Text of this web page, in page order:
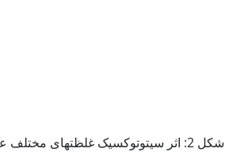
شکل 2: اثر سیتوتوکسیک غلظت‏های